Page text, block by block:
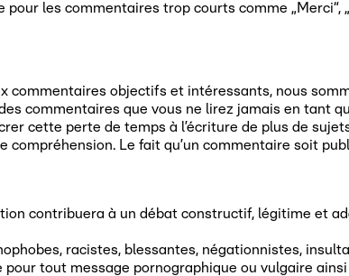
les commentaires trop courts comme „Merci“,
commentaires objectifs et intéressants, nous
commentaires que vous ne lirez jamais en tant
cette perte de temps à l’écriture de plus de
Le fait qu’un commentaire soit
contribuera à un débat constructif, légitime et
racistes, blessantes, négationnistes,
tout message pornographique ou vulgaire